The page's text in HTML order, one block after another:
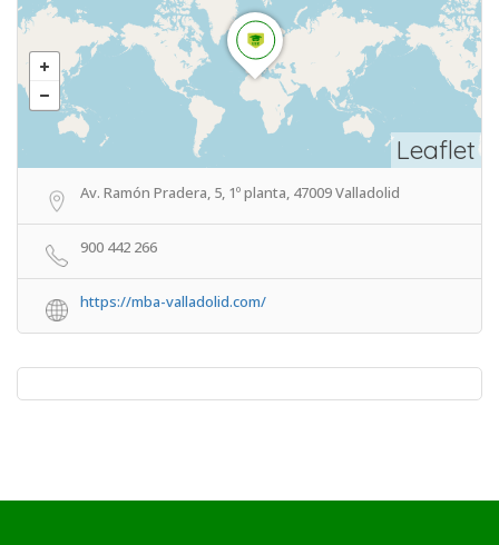
Leaflet
Av. Ramón Pradera, 5, 1º planta, 47009 Valladolid
900 442 266
https://mba-valladolid.com/